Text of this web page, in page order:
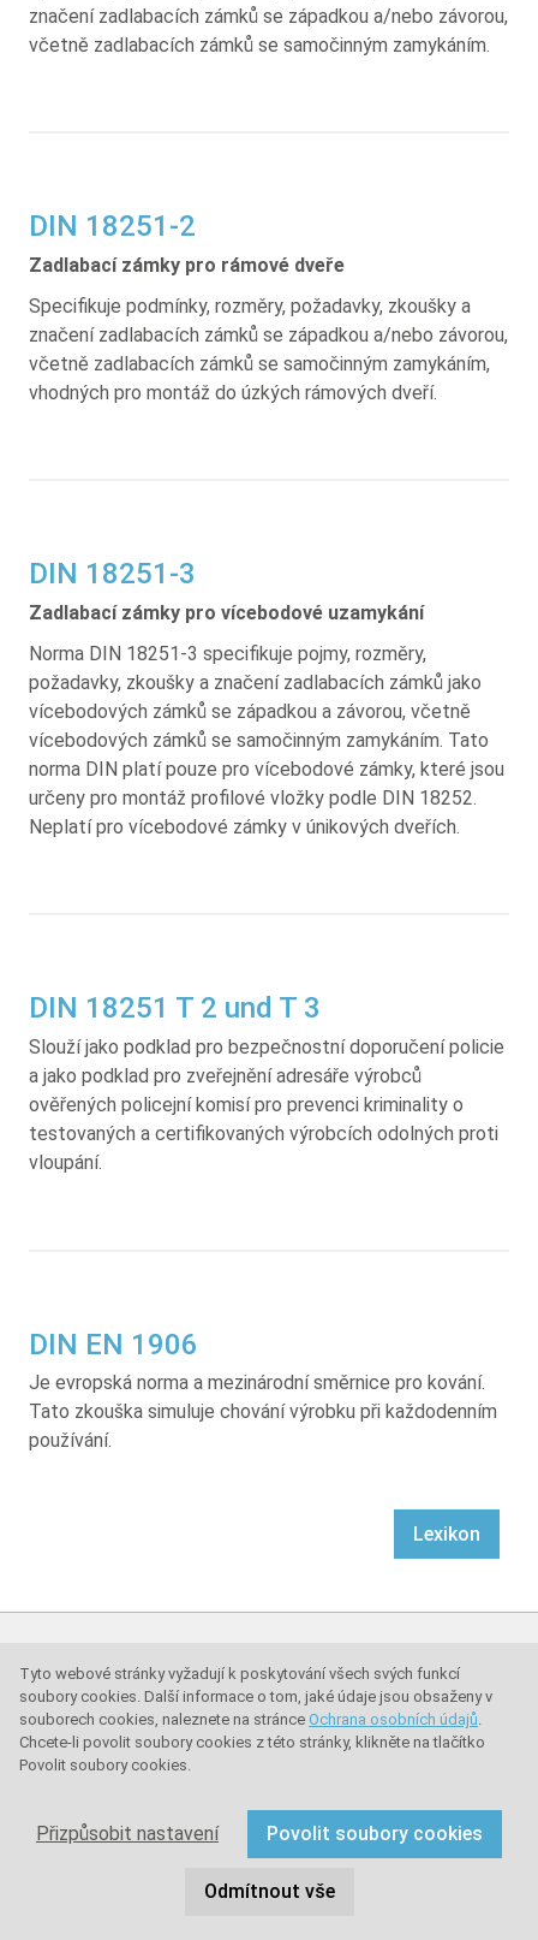
Tyto webové stránky vyžadují k poskytování všech svých funkcí
soubory cookies. Další informace o tom, jaké údaje jsou obsaženy v
souborech cookies, naleznete na stránce Ochrana osobních údajů.
Chcete-li povolit soubory cookies z této stránky, klikněte na tlačítko
Povolit soubory cookies.
Přizpůsobit nastavení Povolit soubory cookies
Odmítnout vše
značení zadlabacích zámků se západkou a/nebo závorou,
včetně zadlabacích zámků se samočinným zamykáním.
DIN 18251-2
Zadlabací zámky pro rámové dveře
Specifikuje podmínky, rozměry, požadavky, zkoušky a
značení zadlabacích zámků se západkou a/nebo závorou,
včetně zadlabacích zámků se samočinným zamykáním,
vhodných pro montáž do úzkých rámových dveří.
DIN 18251-3
Zadlabací zámky pro vícebodové uzamykání
Norma DIN 18251-3 specifikuje pojmy, rozměry,
požadavky, zkoušky a značení zadlabacích zámků jako
vícebodových zámků se západkou a závorou, včetně
vícebodových zámků se samočinným zamykáním. Tato
norma DIN platí pouze pro vícebodové zámky, které jsou
určeny pro montáž profilové vložky podle DIN 18252.
Neplatí pro vícebodové zámky v únikových dveřích.
DIN 18251 T 2 und T 3
Slouží jako podklad pro bezpečnostní doporučení policie
a jako podklad pro zveřejnění adresáře výrobců
ověřených policejní komisí pro prevenci kriminality o
testovaných a certifikovaných výrobcích odolných proti
vloupání.
DIN EN 1906
Je evropská norma a mezinárodní směrnice pro kování.
Tato zkouška simuluje chování výrobku při každodenním
používání.
Lexikon
Uzamykací systémy sullus
Kontakt
Základní informace
Jobs